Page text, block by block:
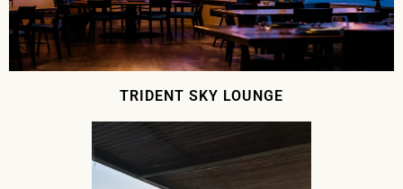
TRIDENT SKY LOUNGE